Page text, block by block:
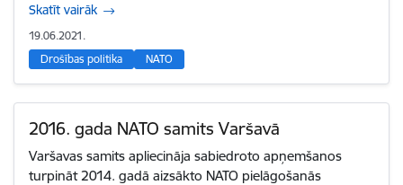
Skatīt vairāk
19.06.2021.
Drošības politika
NATO
2016. gada NATO samits Varšavā
Varšavas samits apliecināja sabiedroto apņemšanos
turpināt 2014. gadā aizsākto NATO pielāgošanās